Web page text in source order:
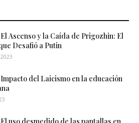
Ascenso y la Caída de Prigozhin: El
Desafió a Putin
del Laicismo en la educación